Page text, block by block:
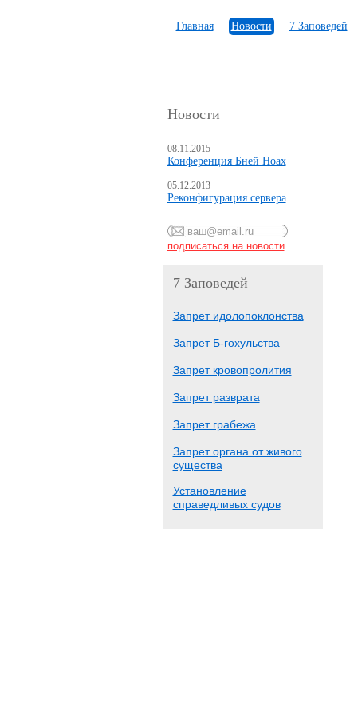
Главная Новости 7 Заповедей
Новости
08.11.2015
Конференция Бней Ноах
05.12.2013
Реконфигурация сервера
7 Заповедей
Запрет идолопоклонства
Запрет Б-гохульства
Запрет кровопролития
Запрет разврата
Запрет грабежа
Запрет органа от живого
существа
Установление
справедливых судов